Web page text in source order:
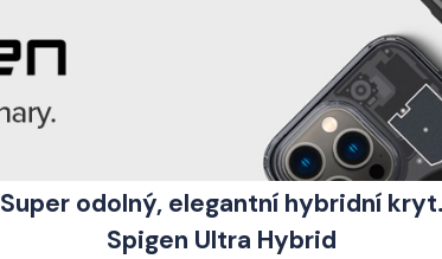
Super odolný, elegantní hybridní kryt.
Spigen Ultra Hybrid